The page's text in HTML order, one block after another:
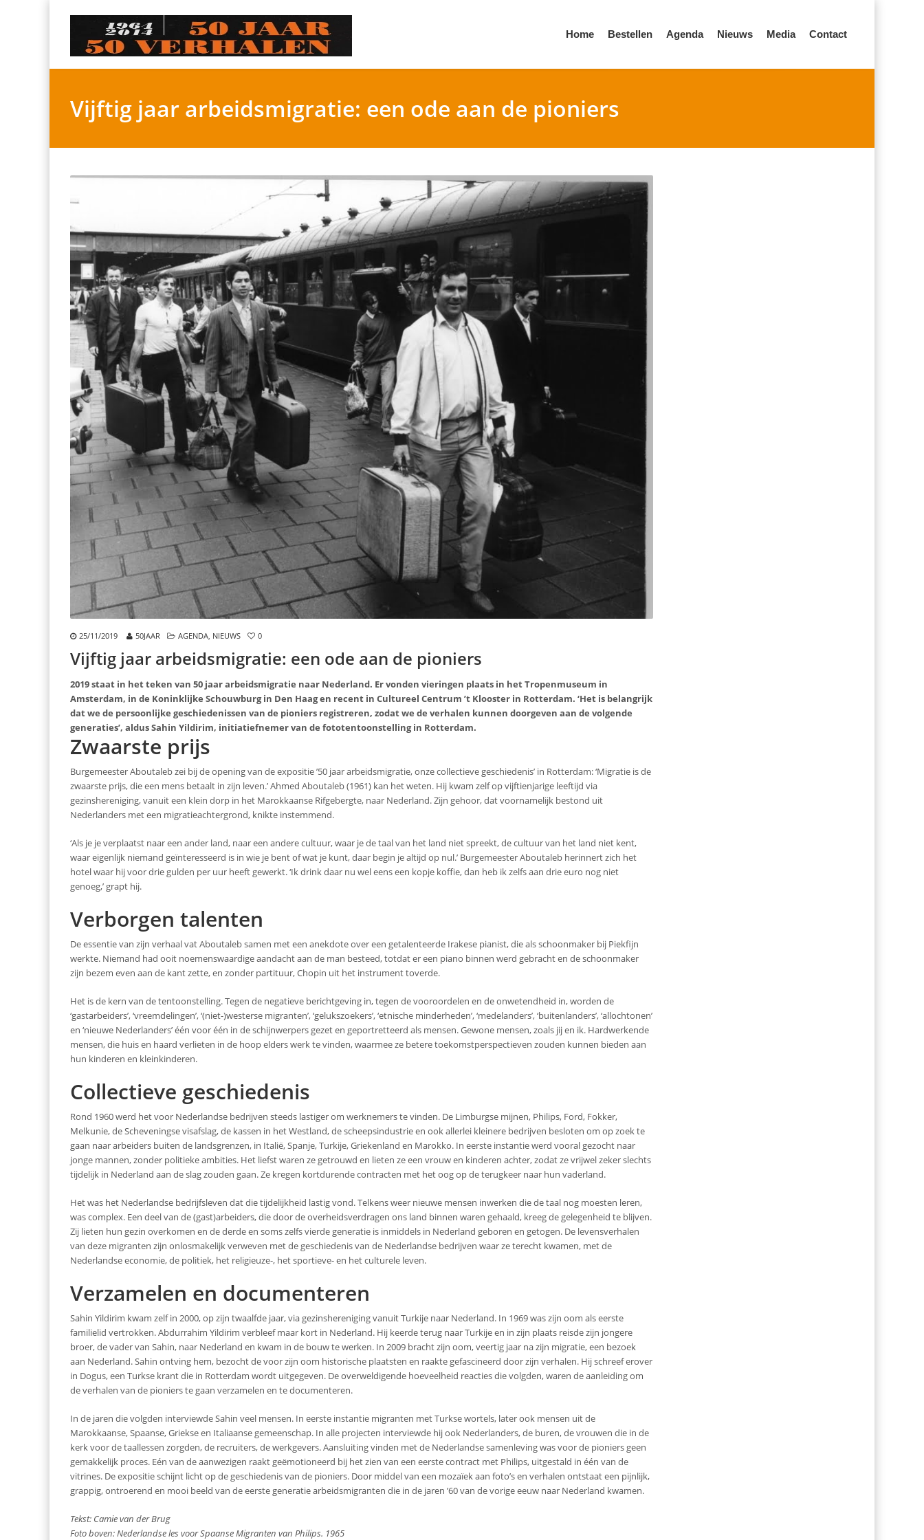
Home Bestellen Agenda Nieuws Media Contact
Vijftig jaar arbeidsmigratie: een ode aan de pioniers
25/11/2019 50JAAR AGENDA, NIEUWS 0
Vijftig jaar arbeidsmigratie: een ode aan de pioniers
2019 staat in het teken van 50 jaar arbeidsmigratie naar Nederland. Er vonden vieringen plaats in het Tropenmuseum in
Amsterdam, in de Koninklijke Schouwburg in Den Haag en recent in Cultureel Centrum ’t Klooster in Rotterdam. ‘Het is belangrijk
dat we de persoonlijke geschiedenissen van de pioniers registreren, zodat we de verhalen kunnen doorgeven aan de volgende
generaties’, aldus Sahin Yildirim, initiatiefnemer van de fototentoonstelling in Rotterdam.
Zwaarste prijs
Burgemeester Aboutaleb zei bij de opening van de expositie ’50 jaar arbeidsmigratie, onze collectieve geschiedenis’ in Rotterdam: ‘Migratie is de
zwaarste prijs, die een mens betaalt in zijn leven.’ Ahmed Aboutaleb (1961) kan het weten. Hij kwam zelf op vijftienjarige leeftijd via
gezinshereniging, vanuit een klein dorp in het Marokkaanse Rifgebergte, naar Nederland. Zijn gehoor, dat voornamelijk bestond uit
Nederlanders met een migratieachtergrond, knikte instemmend.
‘Als je je verplaatst naar een ander land, naar een andere cultuur, waar je de taal van het land niet spreekt, de cultuur van het land niet kent,
waar eigenlijk niemand geïnteresseerd is in wie je bent of wat je kunt, daar begin je altijd op nul.’ Burgemeester Aboutaleb herinnert zich het
hotel waar hij voor drie gulden per uur heeft gewerkt. ‘Ik drink daar nu wel eens een kopje koffie, dan heb ik zelfs aan drie euro nog niet
genoeg,’ grapt hij.
Verborgen talenten
De essentie van zijn verhaal vat Aboutaleb samen met een anekdote over een getalenteerde Irakese pianist, die als schoonmaker bij Piekfijn
werkte. Niemand had ooit noemenswaardige aandacht aan de man besteed, totdat er een piano binnen werd gebracht en de schoonmaker
zijn bezem even aan de kant zette, en zonder partituur, Chopin uit het instrument toverde.
Het is de kern van de tentoonstelling. Tegen de negatieve berichtgeving in, tegen de vooroordelen en de onwetendheid in, worden de
‘gastarbeiders’, ‘vreemdelingen’, ‘(niet-)westerse migranten’, ‘gelukszoekers’, ‘etnische minderheden’, ‘medelanders’, ‘buitenlanders’, ‘allochtonen’
en ‘nieuwe Nederlanders’ één voor één in de schijnwerpers gezet en geportretteerd als mensen. Gewone mensen, zoals jij en ik. Hardwerkende
mensen, die huis en haard verlieten in de hoop elders werk te vinden, waarmee ze betere toekomstperspectieven zouden kunnen bieden aan
hun kinderen en kleinkinderen.
Collectieve geschiedenis
Rond 1960 werd het voor Nederlandse bedrijven steeds lastiger om werknemers te vinden. De Limburgse mijnen, Philips, Ford, Fokker,
Melkunie, de Scheveningse visafslag, de kassen in het Westland, de scheepsindustrie en ook allerlei kleinere bedrijven besloten om op zoek te
gaan naar arbeiders buiten de landsgrenzen, in Italië, Spanje, Turkije, Griekenland en Marokko. In eerste instantie werd vooral gezocht naar
jonge mannen, zonder politieke ambities. Het liefst waren ze getrouwd en lieten ze een vrouw en kinderen achter, zodat ze vrijwel zeker slechts
tijdelijk in Nederland aan de slag zouden gaan. Ze kregen kortdurende contracten met het oog op de terugkeer naar hun vaderland.
Het was het Nederlandse bedrijfsleven dat die tijdelijkheid lastig vond. Telkens weer nieuwe mensen inwerken die de taal nog moesten leren,
was complex. Een deel van de (gast)arbeiders, die door de overheidsverdragen ons land binnen waren gehaald, kreeg de gelegenheid te blijven.
Zij lieten hun gezin overkomen en de derde en soms zelfs vierde generatie is inmiddels in Nederland geboren en getogen. De levensverhalen
van deze migranten zijn onlosmakelijk verweven met de geschiedenis van de Nederlandse bedrijven waar ze terecht kwamen, met de
Nederlandse economie, de politiek, het religieuze-, het sportieve- en het culturele leven.
Verzamelen en documenteren
Sahin Yildirim kwam zelf in 2000, op zijn twaalfde jaar, via gezinshereniging vanuit Turkije naar Nederland. In 1969 was zijn oom als eerste
familielid vertrokken. Abdurrahim Yildirim verbleef maar kort in Nederland. Hij keerde terug naar Turkije en in zijn plaats reisde zijn jongere
broer, de vader van Sahin, naar Nederland en kwam in de bouw te werken. In 2009 bracht zijn oom, veertig jaar na zijn migratie, een bezoek
aan Nederland. Sahin ontving hem, bezocht de voor zijn oom historische plaatsten en raakte gefascineerd door zijn verhalen. Hij schreef erover
in Dogus, een Turkse krant die in Rotterdam wordt uitgegeven. De overweldigende hoeveelheid reacties die volgden, waren de aanleiding om
de verhalen van de pioniers te gaan verzamelen en te documenteren.
In de jaren die volgden interviewde Sahin veel mensen. In eerste instantie migranten met Turkse wortels, later ook mensen uit de
Marokkaanse, Spaanse, Griekse en Italiaanse gemeenschap. In alle projecten interviewde hij ook Nederlanders, de buren, de vrouwen die in de
kerk voor de taallessen zorgden, de recruiters, de werkgevers. Aansluiting vinden met de Nederlandse samenleving was voor de pioniers geen
gemakkelijk proces. Eén van de aanwezigen raakt geëmotioneerd bij het zien van een eerste contract met Philips, uitgestald in één van de
vitrines. De expositie schijnt licht op de geschiedenis van de pioniers. Door middel van een mozaïek aan foto’s en verhalen ontstaat een pijnlijk,
grappig, ontroerend en mooi beeld van de eerste generatie arbeidsmigranten die in de jaren ’60 van de vorige eeuw naar Nederland kwamen.
Tekst: Camie van der Brug
Foto boven: Nederlandse les voor Spaanse Migranten van Philips. 1965